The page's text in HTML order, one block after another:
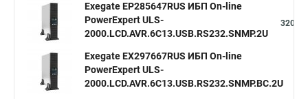
Exegate EP285647RUS ИБП On-line
PowerExpert ULS-
2000.LCD.AVR.6C13.USB.RS232.SNMP.2U
Exegate EX297667RUS ИБП On-line
PowerExpert ULS-
2000.LCD.AVR.6C13.USB.RS232.SNMP.BC.2U